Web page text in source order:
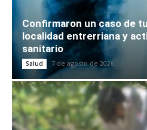
Confirmaron un caso de
localidad entrerriana y
sanitario
Salud 7 de agosto de 2026